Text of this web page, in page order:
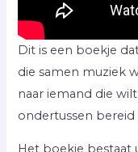
Dit is een boekje
die samen muziek
naar iemand die
ondertussen bereid
Het boekje bestaat